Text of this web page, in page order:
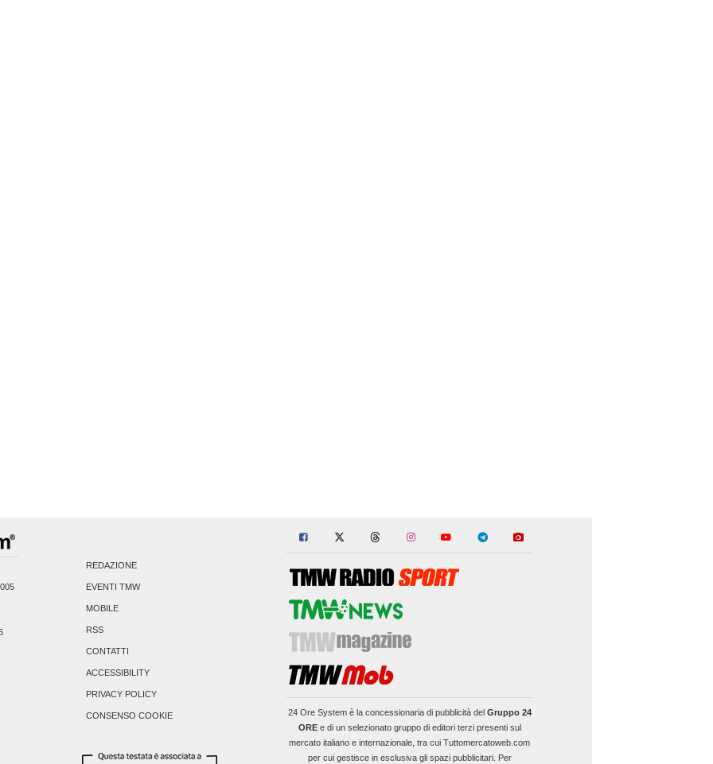
REDAZIONE
EVENTI TMW
MOBILE
RSS
CONTATTI
ACCESSIBILITY
PRIVACY POLICY
CONSENSO COOKIE 24 Ore Systemè la concessionaria di pubblicità del Gruppo 24
OREe di un selezionato gruppo di editori terzi presenti sul
mercato italiano e internazionale, tra cui Tuttomercatoweb.com
per cui gestisce in esclusiva gli spazi pubblicitari. Per